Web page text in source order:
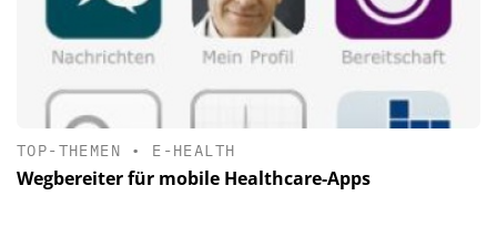
TOP-THEMEN • E-HEALTH
Wegbereiter für mobile Healthcare-Apps